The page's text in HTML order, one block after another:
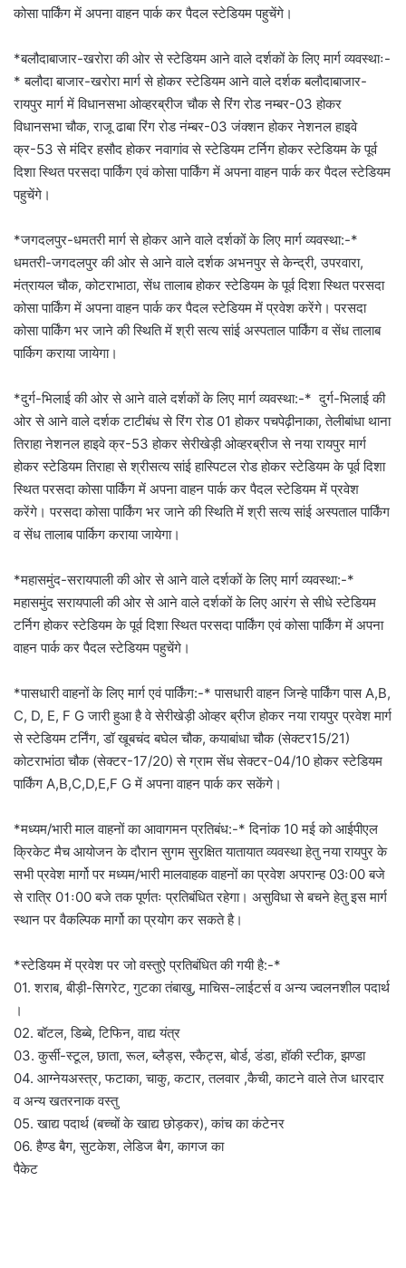
कोसा पार्किंग में अपना वाहन पार्क कर पैदल स्टेडियम पहुचेंगे।
*बलौदाबाजार-खरोरा की ओर से स्टेडियम आने वाले दर्शकों के लिए मार्ग व्यवस्थाः-
* बलौदा बाजार-खरोरा मार्ग से होकर स्टेडियम आने वाले दर्शक बलौदाबाजार-
रायपुर मार्ग में विधानसभा ओव्हरब्रीज चौक सेे रिंग रोड नम्बर-03 होकर
विधानसभा चौक, राजू ढाबा रिंग रोड नंम्बर-03 जंक्शन होकर नेशनल हाइवे
क्र-53 से मंदिर हसौद होकर नवागांव से स्टेडियम टर्निग होकर स्टेडियम के पूर्व
दिशा स्थित परसदा पार्किंग एवं कोसा पार्किंग में अपना वाहन पार्क कर पैदल स्टेडियम
पहुचेंगे।
*जगदलपुर-धमतरी मार्ग से होकर आने वाले दर्शकों के लिए मार्ग व्यवस्था:-*
धमतरी-जगदलपुर की ओर से आने वाले दर्शक अभनपुर से केन्द्री, उपरवारा,
मंत्रायल चौक, कोटराभाठा, सेंध तालाब होकर स्टेडियम के पूर्व दिशा स्थित परसदा
कोसा पार्किंग में अपना वाहन पार्क कर पैदल स्टेडियम में प्रवेश करेंगे। परसदा
कोसा पार्किंग भर जाने की स्थिति में श्री सत्य सांई अस्पताल पार्किंग व सेंध तालाब
पार्किग कराया जायेगा।
*दुर्ग-भिलाई की ओर से आने वाले दर्शकों के लिए मार्ग व्यवस्था:-* दुर्ग-भिलाई की
ओर से आने वाले दर्शक टाटीबंध से रिंग रोड 01 होकर पचपेढ़ीनाका, तेलीबांधा थाना
तिराहा नेशनल हाइवे क्र-53 होकर सेरीखेड़ी ओव्हरब्रीज से नया रायपुर मार्ग
होकर स्टेडियम तिराहा से श्रीसत्य सांई हास्पिटल रोड होकर स्टेडियम के पूर्व दिशा
स्थित परसदा कोसा पार्किंग में अपना वाहन पार्क कर पैदल स्टेडियम में प्रवेश
करेंगे। परसदा कोसा पार्किंग भर जाने की स्थिति में श्री सत्य सांई अस्पताल पार्किंग
व सेंध तालाब पार्किग कराया जायेगा।
*महासमुंद-सरायपाली की ओर से आने वाले दर्शकों के लिए मार्ग व्यवस्था:-*
महासमुंद सरायपाली की ओर से आने वाले दर्शकों के लिए आरंग से सीधे स्टेडियम
टर्निग होकर स्टेडियम के पूर्व दिशा स्थित परसदा पार्किंग एवं कोसा पार्किंग में अपना
वाहन पार्क कर पैदल स्टेडियम पहुचेंगे।
*पासधारी वाहनों के लिए मार्ग एवं पार्किंग:-* पासधारी वाहन जिन्हे पार्किंग पास A,B,
C, D, E, F G जारी हुआ है वे सेरीखेड़ी ओव्हर ब्रीज होकर नया रायपुर प्रवेश मार्ग
से स्टेडियम टर्निंग, डॉ खूबचंद बघेल चौक, कयाबांधा चौक (सेक्टर15/21)
कोटराभांठा चौक (सेक्टर-17/20) से ग्राम सेंध सेक्टर-04/10 होकर स्टेडियम
पार्किंग A,B,C,D,E,F G में अपना वाहन पार्क कर सकेंगे।
*मध्यम/भारी माल वाहनों का आवागमन प्रतिबंध:-* दिनांक 10 मई को आईपीएल
क्रिकेट मैच आयोजन के दौरान सुगम सुरक्षित यातायात व्यवस्था हेतु नया रायपुर के
सभी प्रवेश मार्गो पर मध्यम/भारी मालवाहक वाहनों का प्रवेश अपरान्ह 03ः00 बजे
से रात्रि 01ः00 बजे तक पूर्णतः प्रतिबंधित रहेगा। असुविधा से बचने हेतु इस मार्ग
स्थान पर वैकल्पिक मार्गो का प्रयोग कर सकते है।
*स्टेडियम में प्रवेश पर जो वस्तुऐ प्रतिबंधित की गयी है:-*
01. शराब, बीड़ी-सिगरेट, गुटका तंबाखु, माचिस-लाईटर्स व अन्य ज्वलनशील पदार्थ
।
02. बॉटल, डिब्बे, टिफिन, वाद्य यंत्र
03. कुर्सी-स्टूल, छाता, रूल, ब्लैड्स, स्कैट्स, बोर्ड, डंडा, हॉकी स्टीक, झण्डा
04. आग्नेयअस्त्र, फटाका, चाकु, कटार, तलवार ,कैची, काटने वाले तेज धारदार
व अन्य खतरनाक वस्तु
05. खाद्य पदार्थ (बच्चों के खाद्य छोड़कर), कांच का कंटेनर
06. हैण्ड बैग, सुटकेश, लेडिज बैग, कागज का
पैकेट